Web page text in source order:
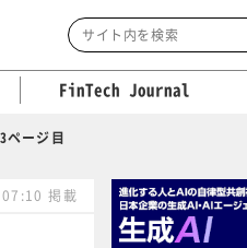
FinTech Journal
3ページ目
掲載